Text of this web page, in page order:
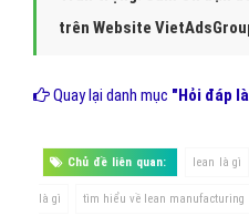
trên Website
Quay lại danh mục "Hỏi đáp
Chủ đề liên quan: lean là gì
là gì tìm hiểu về lean manufacturing